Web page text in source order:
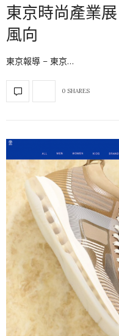
東京時尚產業
風向
東京報導 – 東京…
0 SHARES